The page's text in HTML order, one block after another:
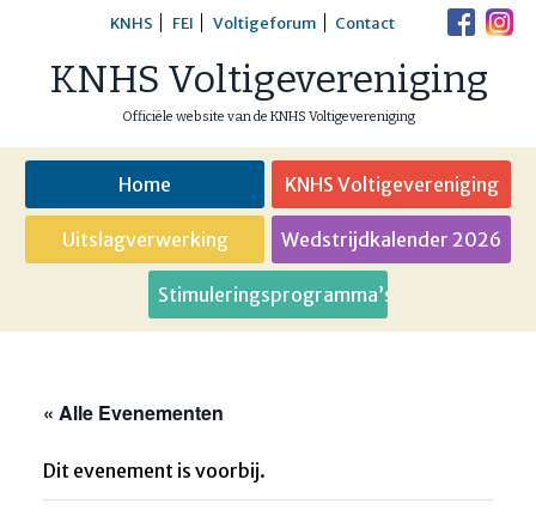
content
KNHS FEI Voltigeforum Contact
KNHS Voltigevereniging
Officiële website van de KNHS Voltigevereniging
Home KNHS Voltigevereniging
Uitslagverwerking Wedstrijdkalender 2026
Stimuleringsprogramma’s
« Alle Evenementen
Dit evenement is voorbij.